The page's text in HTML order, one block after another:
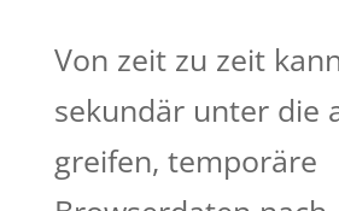
Von zeit zu zeit
sekundär unter die
greifen, temporäre